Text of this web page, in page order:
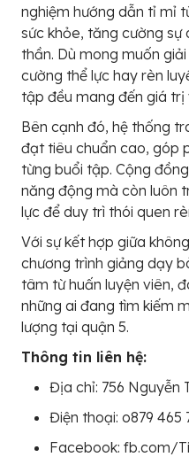
nghiệm hướng dẫn tỉ mỉ
sức khỏe, tăng cường sự
thần. Dù mong muốn
cường thể lực hay rèn
tập đều mang đến giá trị
Bên cạnh đó, hệ thống
đạt tiêu chuẩn cao, góp
từng buổi tập. Cộng
năng động mà còn luôn
lực để duy trì thói quen
Với sự kết hợp giữa
chương trình giảng dạy
tâm từ huấn luyện viên,
những ai đang tìm kiếm
lượng tại quận 5.
Thông tin liên hệ:
Địa chỉ: 756 Nguyễn
Điện thoại: o879 465
Facebook: fb.com/